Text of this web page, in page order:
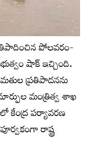
పోలవరం-
షాక్ ఇచ్చింది.
ప్రతిపాదనను
మంత్రిత్వ శాఖ
కేంద్ర పర్యావరణ
రాష్ట్ర